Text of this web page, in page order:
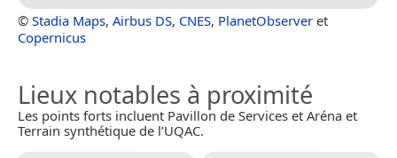
© Stadia Maps, Airbus DS, CNES, PlanetObserver et
Copernicus
Lieux notables à proximité
Les points forts incluent Pavillon de Services et Aréna et
Terrain synthétique de l’UQAC.